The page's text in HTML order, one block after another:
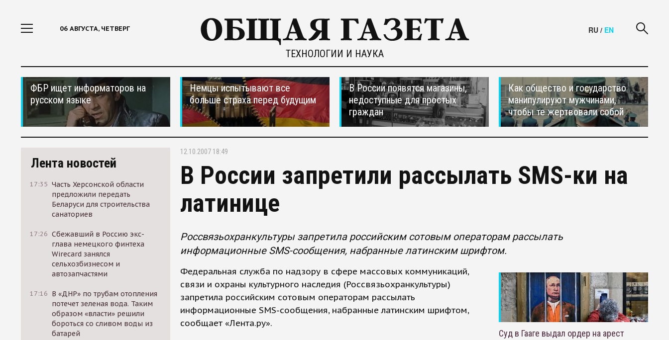
06 АВГУСТА, ЧЕТВЕРГ
ТЕХНОЛОГИИ И НАУКА
RU / EN
ФБР ищет информаторов на
русском языке
Немцы испытывают все
больше страха перед будущим
В России появятся магазины,
недоступные для простых
граждан
Как общество и государство
манипулируют мужчинами,
чтобы те жертвовали собой
Лента новостей
17:35 Часть Херсонской области
предложили передать
Беларуси для строительства
санаториев
17:26 Сбежавший в Россию экс-
глава немецкого финтеха
Wirecard занялся
сельхозбизнесом и
автозапчастями
17:16 В «ДНР» по трубам отопления
потечет зеленая вода. Таким
образом «власти» решили
бороться со сливом воды из
батарей
12.10.2007 18:49
В России запретили рассылать SMS-ки на
латинице
Россвязьохранкультуры запретила российским сотовым операторам рассылать
информационные SMS-сообщения, набранные латинским шрифтом.
Федеральная служба по надзору в сфере массовых коммуникаций,
связи и охраны культурного наследия (Россвязьохранкультуры)
запретила российским сотовым операторам рассылать
информационные SMS-сообщения, набранные латинским шрифтом,
сообщает «Лента.ру».
Суд в Гааге выдал ордер на арест